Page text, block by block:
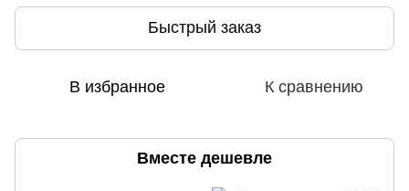
Быстрый заказ
В избранное К сравнению
Вместе дешевле